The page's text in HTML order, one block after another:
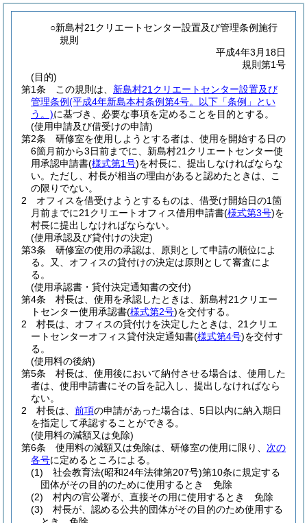
○新島村21クリエートセンター設置及び管理条例施行
規則
平成4年3月18日
規則第1号
(目的)
第1条
この規則は、 新島村21クリエートセンター設置及び
管理条例(平成4年新島本村条例第4号。以下「条例」とい
う。)に基づき、必要な事項を定めることを目的とする。
(使用申請及び借受けの申請)
第2条
研修室を使用しようとする者は、使用を開始する日の
6箇月前から3日前までに、新島村21クリエートセンター使
用承認申請書(様式第1号)を村長に、提出しなければならな
い。 ただし、村長が相当の理由があると認めたときは、こ
の限りでない。
2
オフィスを借受けようとするものは、借受け開始日の1箇
月前までに21クリエートオフィス借用申請書(様式第3号)を
村長に提出しなければならない。
(使用承認及び貸付けの決定)
第3条
研修室の使用の承認は、原則として申請の順位によ
る。
又、オフィスの貸付けの決定は原則として審査によ
る。
(使用承認書・貸付決定通知書の交付)
第4条
村長は、使用を承認したときは、新島村21クリエー
トセンター使用承認書(様式第2号)を交付する。
2
村長は、オフィスの貸付けを決定したときは、21クリエ
ートセンターオフィス貸付決定通知書(様式第4号)を交付す
る。
(使用料の後納)
第5条
村長は、使用後において納付させる場合は、使用した
者は、使用申請書にその旨を記入し、提出しなければなら
ない。
2
村長は、 前項の申請があった場合は、5日以内に納入期日
を指定して承認することができる。
(使用料の減額又は免除)
第6条
使用料の減額又は免除は、研修室の使用に限り、 次の
各号に定めるところによる。
(1)
社会教育法(昭和24年法律第207号)第10条に規定する
団体がその目的のために使用するとき 免除
(2)
村内の官公署が、直接その用に使用するとき 免除
(3)
村長が、認める公共的団体がその目的のため使用する